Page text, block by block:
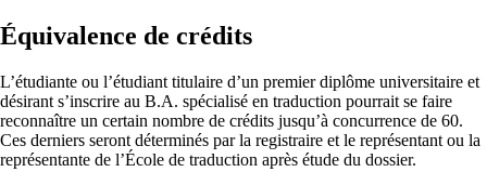
Équivalence de crédits
L’étudiante ou l’étudiant titulaire d’un premier diplôme universitaire et
désirant s’inscrire au B.A. spécialisé en traduction pourrait se faire
reconnaître un certain nombre de crédits jusqu’à concurrence de 60.
Ces derniers seront déterminés par la registraire et le représentant ou la
représentante de l’École de traduction après étude du dossier.